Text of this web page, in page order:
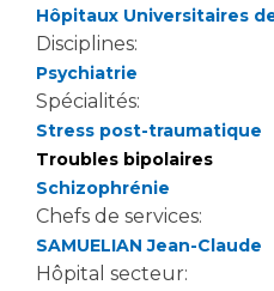
Hôpitaux Universitaires
Disciplines:
Psychiatrie
Spécialités:
Stress post-traumatique
Troubles bipolaires
Schizophrénie
Chefs de services:
SAMUELIAN Jean-Claude
Hôpital secteur: